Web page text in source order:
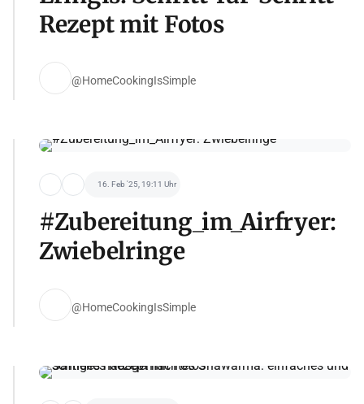
Rezept mit Fotos
@HomeCookingIsSimple
16. Feb '25, 19:11 Uhr
#Zubereitung_im_Airfryer:
Zwiebelringe
@HomeCookingIsSimple